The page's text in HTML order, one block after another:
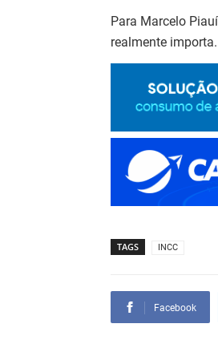
Para Marcelo
realmente importa.
TAGS INCC
Facebook